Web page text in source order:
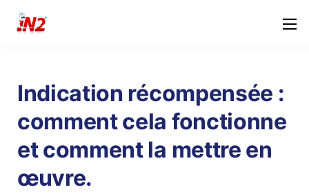
Indication récompensée :
comment cela fonctionne
et comment la mettre en
œuvre.